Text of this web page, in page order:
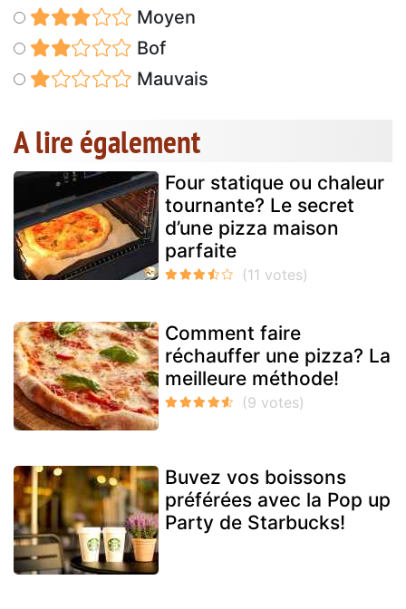
Moyen
Bof
Mauvais
A lire également
Four statique ou chaleur
tournante? Le secret
d’une pizza maison
parfaite
Comment faire
réchauffer une pizza? La
meilleure méthode!
Buvez vos boissons
préférées avec la Pop up
Party de Starbucks!